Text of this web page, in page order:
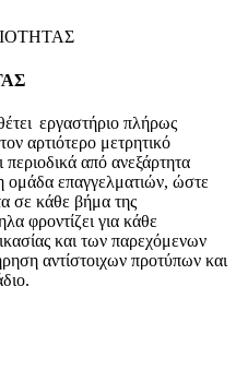
εργαστήριο πλήρως
αρτιότερο μετρητικό
από ανεξάρτητα
ομάδα επαγγελματιών, ώστε
σε κάθε βήμα της
φροντίζει για κάθε
και των παρεχόμενων
αντίστοιχων προτύπων και